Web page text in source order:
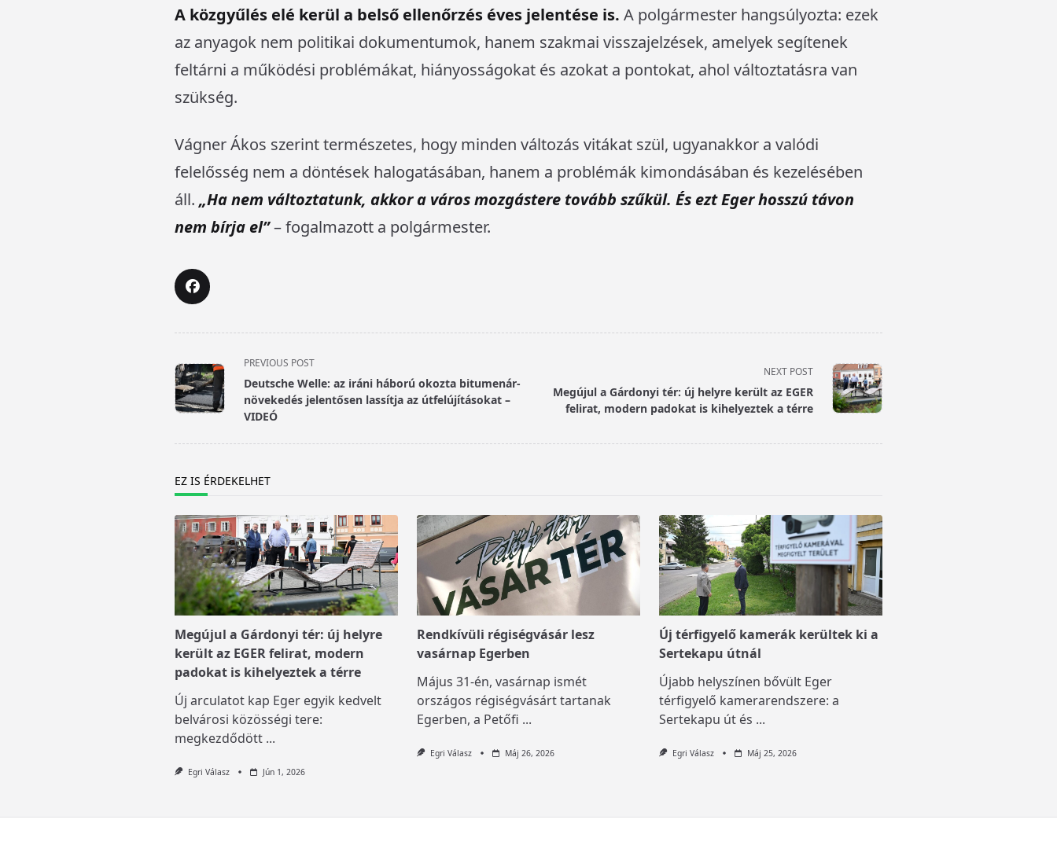
A közgyűlés elé kerül a belső ellenőrzés éves jelentése is. A polgármester hangsúlyozta: ezek
az anyagok nem politikai dokumentumok, hanem szakmai visszajelzések, amelyek segítenek
feltárni a működési problémákat, hiányosságokat és azokat a pontokat, ahol változtatásra van
szükség.
Vágner Ákos szerint természetes, hogy minden változás vitákat szül, ugyanakkor a valódi
felelősség nem a döntések halogatásában, hanem a problémák kimondásában és kezelésében
áll. „Ha nem változtatunk, akkor a város mozgástere tovább szűkül. És ezt Eger hosszú távon
nem bírja el”– fogalmazott a polgármester.
<span
class="nav-
subtitle
screen-
PREVIOUS POST
Deutsche Welle: az iráni háború okozta bitumenár-
növekedés jelentősen lassítja az útfelújításokat –
VIDEÓ
NEXT POST
Megújul a Gárdonyi tér: új helyre került az EGER
felirat, modern padokat is kihelyeztek a térre
EZ IS ÉRDEKELHET
Megújul a Gárdonyi tér: új helyre
került az EGER felirat, modern
padokat is kihelyeztek a térre
Új arculatot kap Eger egyik kedvelt
belvárosi közösségi tere:
megkezdődött ...
Egri Válasz Jún 1, 2026
Rendkívüli régiségvásár lesz
vasárnap Egerben
Május 31-én, vasárnap ismét
országos régiségvásárt tartanak
Egerben, a Petőfi ...
Egri Válasz Máj 26, 2026
Új térfigyelő kamerák kerültek ki a
Sertekapu útnál
Újabb helyszínen bővült Eger
térfigyelő kamerarendszere: a
Sertekapu út és ...
Egri Válasz Máj 25, 2026